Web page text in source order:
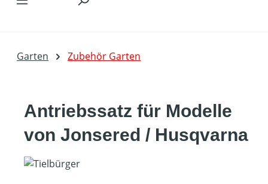
Garten Zubehör Garten
Antriebssatz für Modelle
von Jonsered / Husqvarna